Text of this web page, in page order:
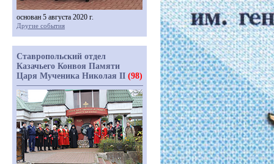
основан 5 августа 2020 г.
Другие события
Ставропольский отдел
Казачьего Конвоя Памяти
Царя Мученика Николая II (98)